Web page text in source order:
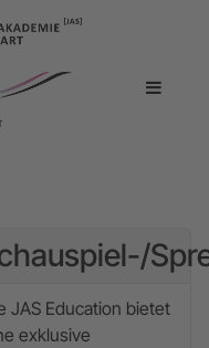
JAS Education bietet
exklusive